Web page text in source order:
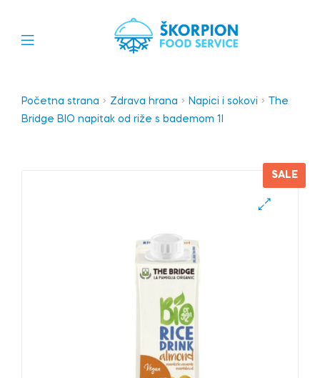
Početna strana Zdrava hrana Napici i sokovi
The
Bridge BIO napitak od riže s bademom 1l
SALE